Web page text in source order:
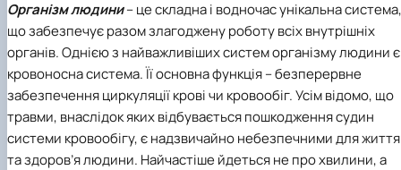
Організм людини– це складна і водночас унікальна система,
що забезпечує разом злагоджену роботу всіх внутрішніх
органів. Однією з найважливіших систем організму людини є
кровоносна система. Її основна функція – безперервне
забезпечення циркуляції крові чи кровообіг. Усім відомо, що
травми, внаслідок яких відбувається пошкодження судин
системи кровообігу, є надзвичайно небезпечними для життя
та здоров’я людини. Найчастіше йдеться не про хвилини, а